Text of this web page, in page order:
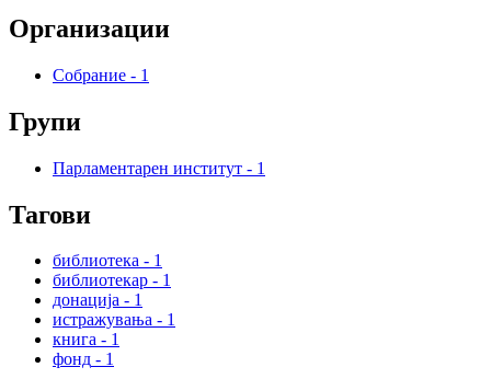
Организации
Собрание - 1
Групи
Парламентарен институт - 1
Тагови
библиотека - 1
библиотекар - 1
донација - 1
истражувања - 1
книга - 1
фонд - 1